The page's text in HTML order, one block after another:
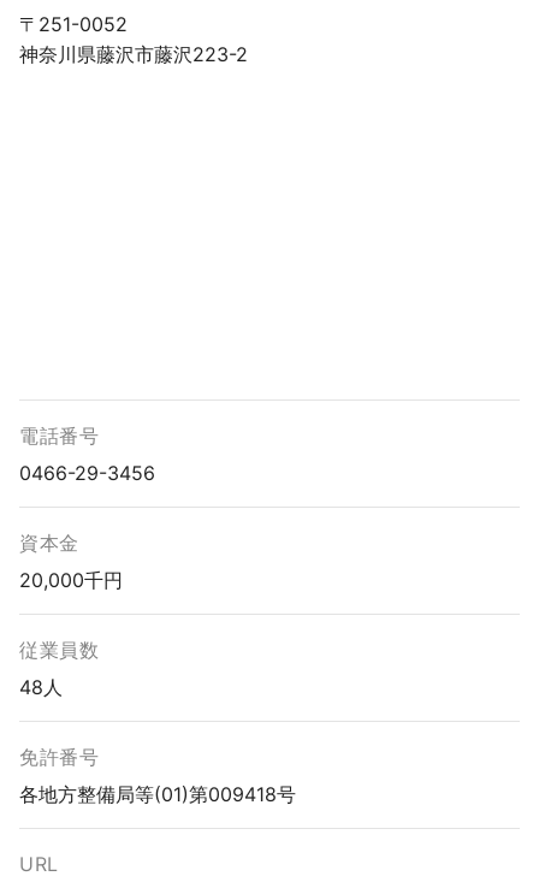
〒251-0052
神奈川県藤沢市藤沢223-2
電話番号
0466-29-3456
資本金
20,000千円
従業員数
48人
免許番号
各地方整備局等(01)第009418号
URL